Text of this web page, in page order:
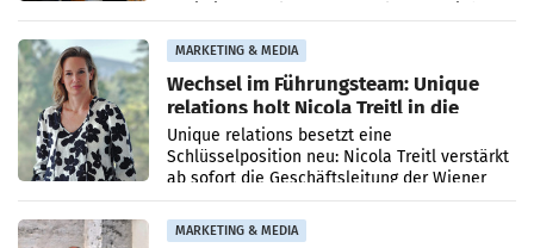
MARKETING & MEDIA
Wechsel im Führungsteam: Unique
relations holt Nicola Treitl in die
Geschäftsleitung
Unique relations besetzt eine
Schlüsselposition neu: Nicola Treitl verstärkt
ab sofort die Geschäftsleitung der Wiener
PR-Agentur an der Seite von Josef Kalina und
Anna Kalina-Mahr.
MARKETING & MEDIA